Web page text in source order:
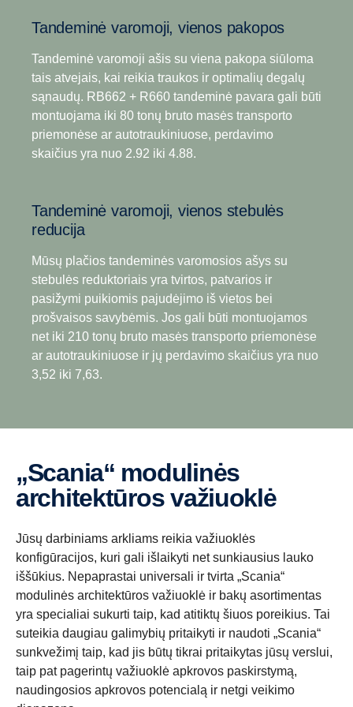
bei puikų komfortą ir kontrolę bet kurioje vairavimo
Dėl platesnės efektyvesnių 14 greičių pavarų dėžių
gamos, įskaitant lėtinančiosios („Super-Crawler“) ir
greitinančiosios pavarų parinktis, bekelės
sąlygomis dirbantiems operatoriams nebereikia
galvoti, ką rinktis: puikias pajudėjimo iš vietos
8 atbulinės eigos pavarų, kurios užtikrina didesnį
lankstumą bet kuriomis eksploatavimo sąlygomis.
Tandeminė varomoji, vienos pakopos
Tandeminė varomoji ašis su viena pakopa siūloma
tais atvejais, kai reikia traukos ir optimalių degalų
sąnaudų. RB662 + R660 tandeminė pavara gali būti
montuojama iki 80 tonų bruto masės transporto
priemonėse ar autotraukiniuose, perdavimo
skaičius yra nuo 2.92 iki 4.88.
Tandeminė varomoji, vienos stebulės
reducija
Mūsų plačios tandeminės varomosios ašys su
stebulės reduktoriais yra tvirtos, patvarios ir
pasižymi puikiomis pajudėjimo iš vietos bei
prošvaisos savybėmis. Jos gali būti montuojamos
net iki 210 tonų bruto masės transporto priemonėse
ar autotraukiniuose ir jų perdavimo skaičius yra nuo
3,52 iki 7,63.
„Scania“ modulinės
architektūros važiuoklė
Jūsų darbiniams arkliams reikia važiuoklės
konfigūracijos, kuri gali išlaikyti net sunkiausius lauko
iššūkius. Nepaprastai universali ir tvirta „Scania“
modulinės architektūros važiuoklė ir bakų asortimentas
yra specialiai sukurti taip, kad atitiktų šiuos poreikius. Tai
suteikia daugiau galimybių pritaikyti ir naudoti „Scania“
sunkvežimį taip, kad jis būtų tikrai pritaikytas jūsų verslui,
taip pat pagerintų važiuoklė apkrovos paskirstymą,
naudingosios apkrovos potencialą ir netgi veikimo